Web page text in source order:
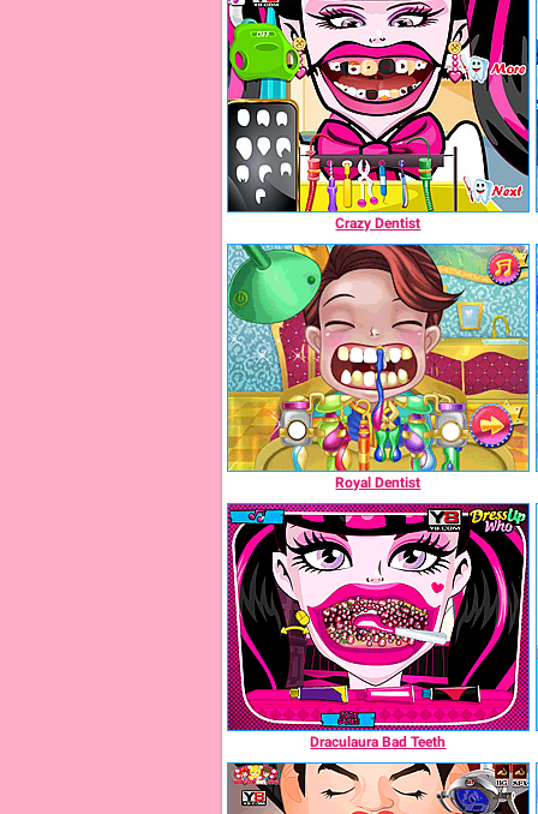
Crazy Dentist
Royal Dentist
Draculaura Bad Teeth